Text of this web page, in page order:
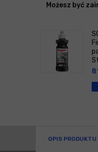
Możesz być
OPIS PRODUKTU